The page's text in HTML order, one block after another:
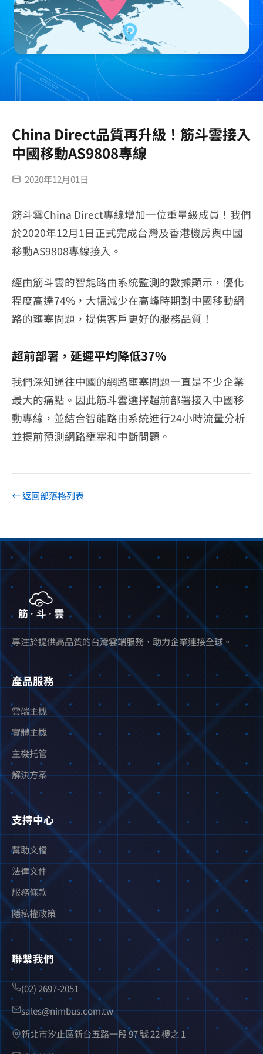
China Direct品質再升級！筋斗雲接入
中國移動AS9808專線
2020年12月01日
筋斗雲China Direct專線增加一位重量級成員！我們
於2020年12月1日正式完成台灣及香港機房與中國
移動AS9808專線接入。
經由筋斗雲的智能路由系統監測的數據顯示，優化
程度高達74%，大幅減少在高峰時期對中國移動網
路的壅塞問題，提供客戶更好的服務品質！
超前部署，延遲平均降低37%
我們深知通往中國的網路壅塞問題一直是不少企業
最大的痛點。因此筋斗雲選擇超前部署接入中國移
動專線，並結合智能路由系統進行24小時流量分析
並提前預測網路壅塞和中斷問題。
← 返回部落格列表
專注於提供高品質的台灣雲端服務，助力企業連接全球。
產品服務
雲端主機
實體主機
主機托管
解決方案
支持中心
幫助文檔
法律文件
服務條款
隱私權政策
聯繫我們
(02) 2697-2051
sales@nimbus.com.tw
新北市汐止區新台五路一段 97 號 22 樓之 1